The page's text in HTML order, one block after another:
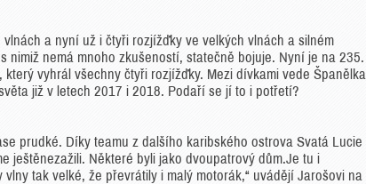
a nyní už i čtyři rozjížďky ve velkých vlnách a silném
nemá mnoho zkušeností, statečně bojuje. Nyní je na 235.
vyhrál všechny čtyři rozjížďky. Mezi dívkami vede Španělka
již v letech 2017 i 2018. Podaří se jí to i potřetí?
prudké. Díky teamu z dalšího karibského ostrova Svatá Lucie
ještěnezažili. Některé byli jako dvoupatrový dům.Je tu i
tak velké, že převrátily i malý motorák,“ uvádějí Jarošovi na